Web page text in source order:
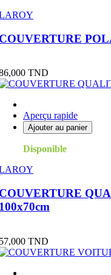
TND
Aperçu rapide
Ajouter au panier
Disponible
TND